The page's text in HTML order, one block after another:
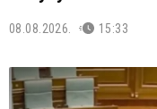
08.08.2026. 15:33